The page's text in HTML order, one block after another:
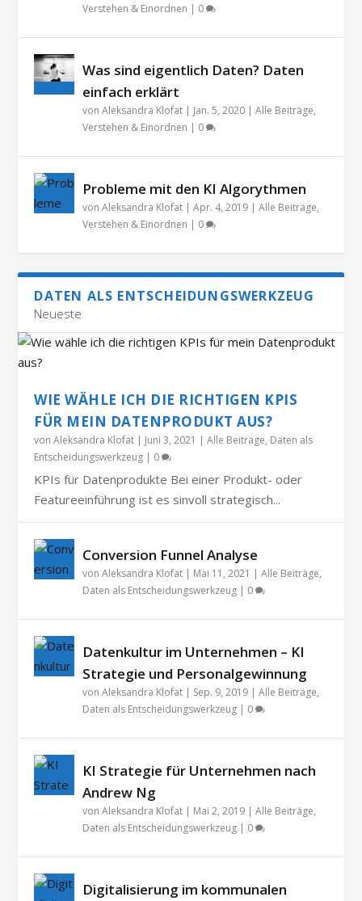
Verstehen & Einordnen 0
Was sind eigentlich Daten? Daten
einfach erklärt
vonAleksandra Klofat Jan. 5, 2020 |Alle Beiträge,
Verstehen & Einordnen
0
Probleme mit den KI Algorythmen
vonAleksandra Klofat |Apr. 4, 2019 |Alle Beiträge,
Verstehen & Einordnen
0
DATEN ALS ENTSCHEIDUNGSWERKZEUG
Neueste
WIE WÄHLE ICH DIE RICHTIGEN KPIS
FÜR MEIN DATENPRODUKT AUS?
vonAleksandra Klofat Juni 3, 2021 |Alle Beiträge, Daten als
Entscheidungswerkzeug
0
KPIs für Datenprodukte Bei einer Produkt- oder
Featureeinführung ist es sinvoll strategisch...
Conversion Funnel Analyse
vonAleksandra Klofat Mai 11, 2021 |Alle Beiträge,
Daten als Entscheidungswerkzeug
0
Datenkultur im Unternehmen – KI
Strategie und Personalgewinnung
vonAleksandra Klofat Sep. 9, 2019 |Alle Beiträge,
Daten als Entscheidungswerkzeug
0
KI Strategie für Unternehmen nach
Andrew Ng
vonAleksandra Klofat Mai 2, 2019 |Alle Beiträge,
Daten als Entscheidungswerkzeug
0
Digitalisierung im kommunalen